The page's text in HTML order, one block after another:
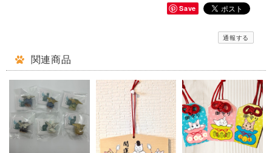
Save
通報する
関連商品